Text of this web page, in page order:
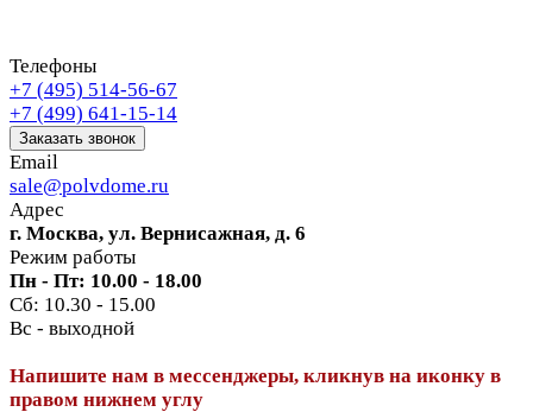
Телефоны
+7 (495) 514-56-67
+7 (499) 641-15-14
Заказать звонок
Email
sale@polvdome.ru
Адрес
г. Москва, ул. Вернисажная, д. 6
Режим работы
Пн - Пт: 10.00 - 18.00
Сб: 10.30 - 15.00
Вс - выходной
Напишите нам в мессенджеры, кликнув на иконку в
правом нижнем углу